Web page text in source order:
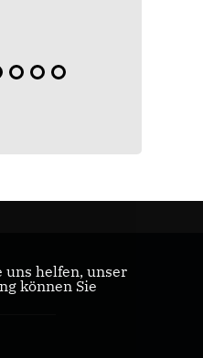
uns helfen, unser
können Sie